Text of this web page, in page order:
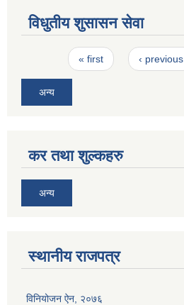
विधुतीय शुसासन सेवा
Pages« first ‹ previous
अन्य
कर तथा शुल्कहरु
अन्य
स्थानीय राजपत्र
विनियोजन ऐन, २०७६